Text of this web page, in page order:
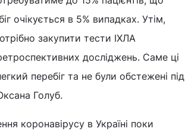
очікується в 5% випадках. Утім,
закупити тести ІХЛА
досліджень. Саме ці
перебіг та не були обстежені під
Голуб.
коронавірусу в Україні поки